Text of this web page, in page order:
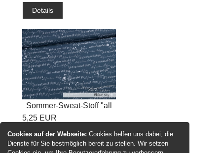
Cookies auf der Webseite:Cookies helfen uns dabei, die
Dienste für Sie bestmöglich bereit zu stellen. Wir setzen
Details
Sommer-Sweat-Stoff "all
5,25 EUR
21,00 EUR pro Meter